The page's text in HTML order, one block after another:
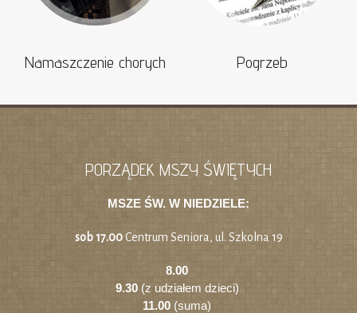
Namaszczenie chorych Pogrzeb
PORZĄDEK MSZY ŚWIĘTYCH
MSZE ŚW. W NIEDZIELE:
sob 17.00Centrum Seniora, ul. Szkolna 19
8.00
9.30(z udziałem dzieci)
11.00 (suma)